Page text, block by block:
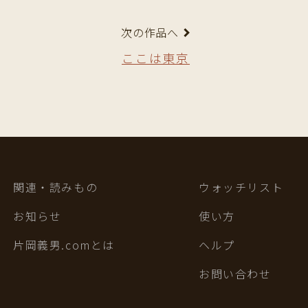
次の作品へ
ここは東京
関連・読みもの
お知らせ
片岡義男.comとは
ウォッチリスト
使い方
ヘルプ
お問い合わせ